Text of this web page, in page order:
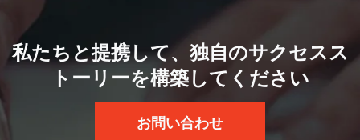
私たちと提携して、独自のサクセスス
トーリーを構築してください
お問い合わせ